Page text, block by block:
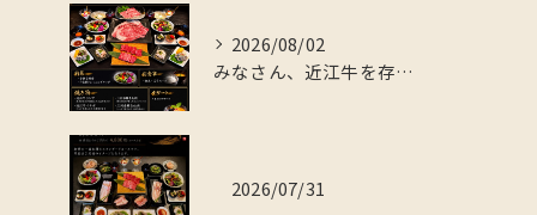
2026/08/02
みなさん、近江牛を存分に楽しんでみませんか？
2026/07/31